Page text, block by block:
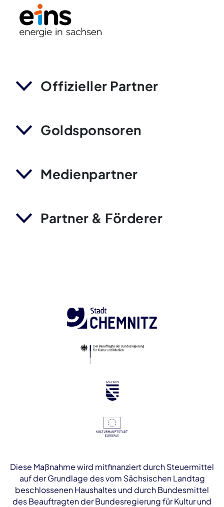
Offizieller Partner
Goldsponsoren
Medienpartner
Partner & Förderer
Diese Maßnahme wird mitfinanziert durch Steuermittel
auf der Grundlage des vom Sächsischen Landtag
beschlossenen Haushaltes und durch Bundesmittel
des Beauftragten der Bundesregierung für Kultur und